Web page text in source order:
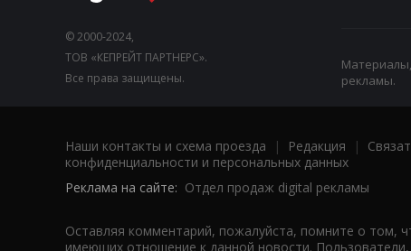
© 2000-2024,
ТОВ «КЕПРЕЙТ ПАРТНЕРС».
Все права защищены.
рекламы.
Наши контакты и схема проезда | Редакция |
конфиденциальности и персональных данных
Реклама на сайте: Отдел продаж digital рекламы
Оставляя комментарий, пожалуйста, помните о том,
имеющих отношение к данной новости.